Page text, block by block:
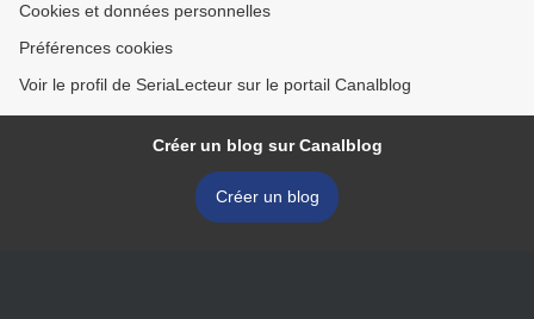
Cookies et données personnelles
Préférences cookies
Voir le profil de SeriaLecteur sur le portail Canalblog
Créer un blog sur Canalblog
Créer un blog